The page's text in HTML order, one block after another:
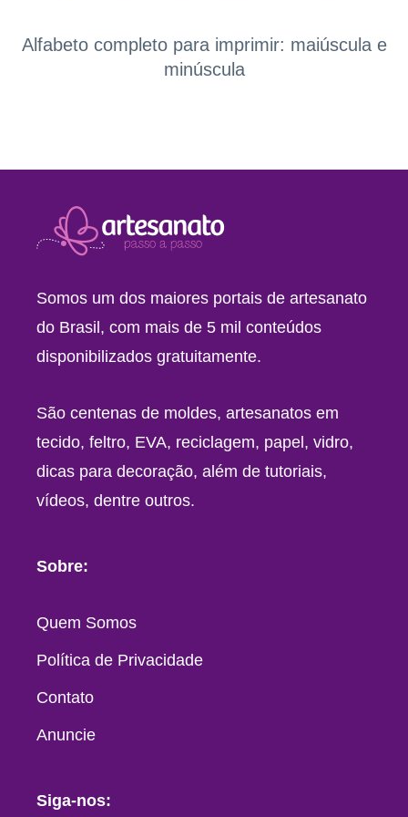
Alfabeto completo para imprimir: maiúscula e
minúscula
Somos um dos maiores portais de artesanato
do Brasil, com mais de 5 mil conteúdos
disponibilizados gratuitamente.
São centenas de moldes, artesanatos em
tecido, feltro, EVA, reciclagem, papel, vidro,
dicas para decoração, além de tutoriais,
vídeos, dentre outros.
Sobre:
Quem Somos
Política de Privacidade
Contato
Anuncie
Siga-nos: